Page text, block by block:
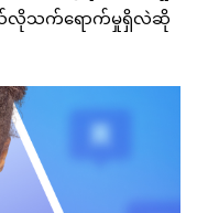
ယ်လိုသက်ရောက်မှုရှိလဲဆို